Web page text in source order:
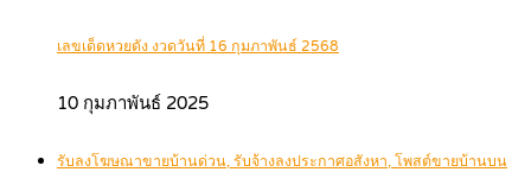
เลขเด็ดหวยดัง งวดวันที่ 16 กุมภาพันธ์ 2568
10 กุมภาพันธ์ 2025
รับลงโฆษณาขายบ้านด่วน, รับจ้างลงประกาศอสังหา, โพสต์ขายบ้านบน